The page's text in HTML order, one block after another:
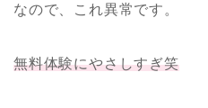
なので、これ異常です。
無料体験にやさしすぎ笑